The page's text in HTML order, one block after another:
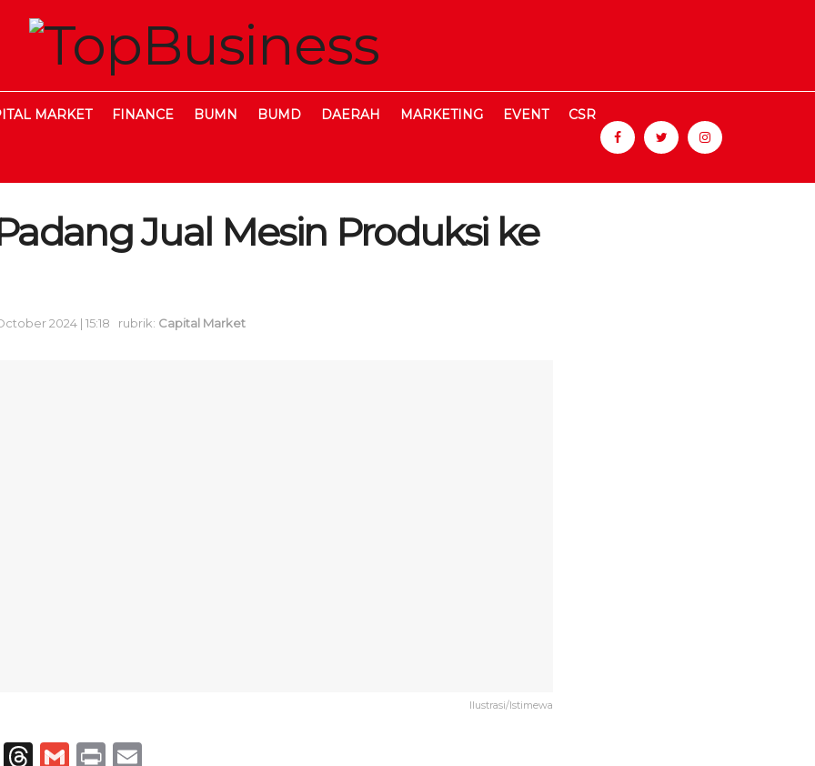
MARKET FINANCE BUMN BUMD DAERAH MARKETING EVENT CSR
Jual Mesin Produksi ke
2024 | 15:18 rubrik: Capital Market
Ilustrasi/Istimewa
T
T
G P